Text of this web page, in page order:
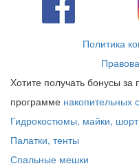
Политика
Хотите получать бонусы за
программе накопительных
Гидрокостюмы, майки,
Палатки, тенты
Спальные мешки